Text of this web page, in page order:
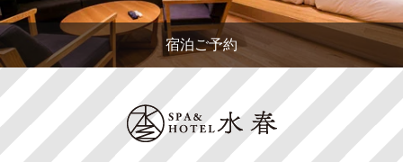
宿泊ご予約